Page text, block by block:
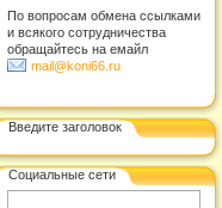
По вопросам обмена ссылками
и всякого сотрудничества
обращайтесь на емайл
mail@koni66.ru
Введите заголовок
Социальные сети